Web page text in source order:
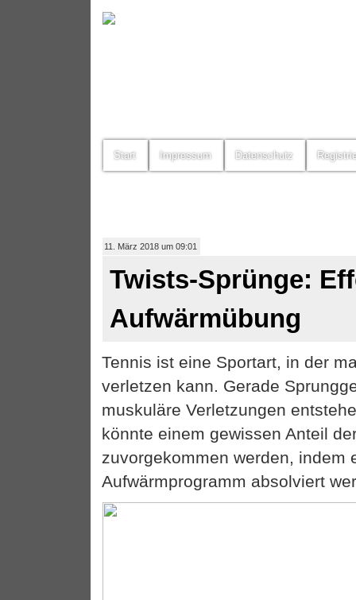
Start Impressum Datenschutz
11. März 2018 um 09:01
Twists-Sprünge:
Aufwärmübung
Tennis ist eine Sportart, in der
verletzen kann. Gerade
muskuläre Verletzungen
könnte einem gewissen Anteil
zuvorgekommen werden, indem
Aufwärmprogramm absolviert